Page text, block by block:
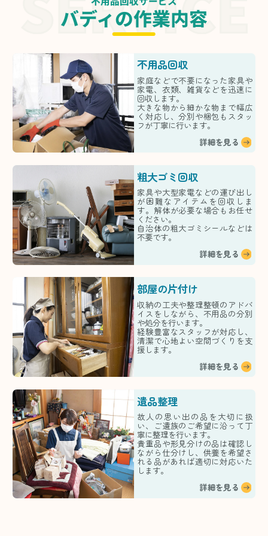
バディの作業内容
不用品回収
家庭などで不要になった家具や
家電、衣類、雑貨などを迅速に
回収します。
大きな物から細かな物まで幅広
く対応し、分別や梱包もスタッ
フが丁寧に行います。
詳細を見る
粗大ゴミ回収
家具や大型家電などの運び出し
が困難なアイテムを回収しま
す。解体が必要な場合もお任せ
ください。
自治体の粗大ゴミシールなどは
不要です。
詳細を見る
部屋の片付け
収納の工夫や整理整頓のアドバ
イスをしながら、不用品の分別
や処分を行います。
経験豊富なスタッフが対応し、
清潔で心地よい空間づくりを支
援します。
詳細を見る
遺品整理
故人の思い出の品を大切に扱
い、ご遺族のご希望に沿って丁
寧に整理を行います。
貴重品や形見分けの品は確認し
ながら仕分けし、供養を希望さ
れる品があれば適切に対応いた
します。
詳細を見る